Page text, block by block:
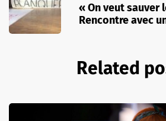
« On veut sauver
Rencontre avec
Related